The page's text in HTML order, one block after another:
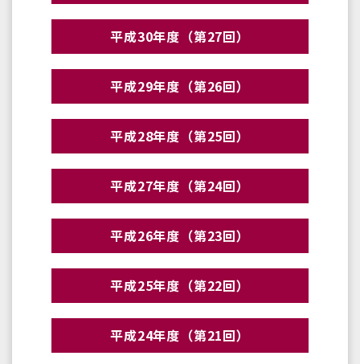
平成30年度（第27回）
平成29年度（第26回）
平成28年度（第25回）
平成27年度（第24回）
平成26年度（第23回）
平成25年度（第22回）
平成24年度（第21回）